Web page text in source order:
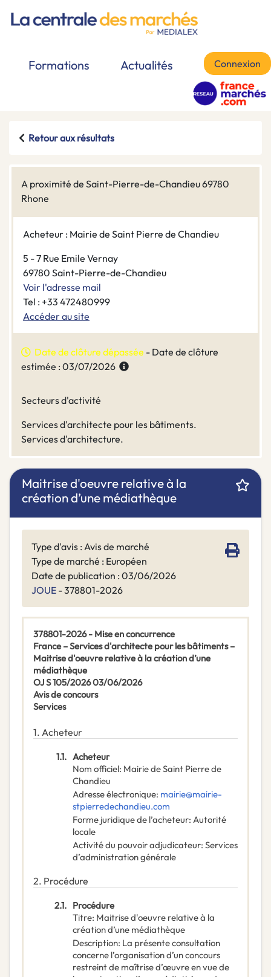
Formations Actualités Connexion
Retour aux résultats
A proximité de Saint-Pierre-de-Chandieu 69780
Rhone
Acheteur : Mairie de Saint Pierre de Chandieu
5 - 7 Rue Emile Vernay
69780 Saint-Pierre-de-Chandieu
Voir l'adresse mail
Tel : +33 472480999
Accéder au site
Date de clôture dépassée - Date de clôture
estimée : 03/07/2026
Secteurs d'activité
Services d'architecte pour les bâtiments.
Services d'architecture.
Maitrise d'oeuvre relative à la
création d’une médiathèque
Type d'avis : Avis de marché
Type de marché : Européen
Date de publication : 03/06/2026
JOUE - 378801-2026
378801-2026 - Mise en concurrence
France – Services d'architecte pour les bâtiments –
Maitrise d'oeuvre relative à la création d’une
médiathèque
OJ S 105/2026 03/06/2026
Avis de concours
Services
1. Acheteur
1.1. Acheteur
Nom officiel: Mairie de Saint Pierre de
Chandieu
Adresse électronique: mairie@mairie-
stpierredechandieu.com
Forme juridique de l’acheteur: Autorité
locale
Activité du pouvoir adjudicateur: Services
d’administration générale
2. Procédure
2.1. Procédure
Titre: Maitrise d'oeuvre relative à la
création d’une médiathèque
Description: La présente consultation
concerne l’organisation d’un concours
restreint de maîtrise d’œuvre en vue de